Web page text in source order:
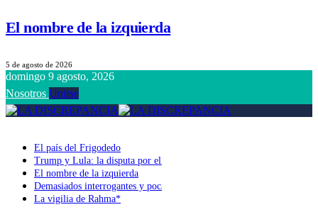
El nombre de la izquierda
5 de agosto de 2026
domingo 9 agosto, 2026
Nosotros Unirse
El país del Frigodedo
Trump y Lula: la disputa por el liderazgo de Occidente y del Sur
El nombre de la izquierda
Demasiados interrogantes y pocas respuestas
La vigilia de Rahma*